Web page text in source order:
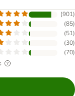
(901)
(85)
(51)
(30)
(70)